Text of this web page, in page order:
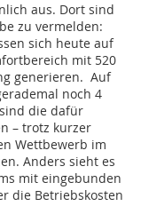
aus. Dort sind
zu vermelden:
sich heute auf
mit 520
generieren. Auf
noch 4
die dafür
– trotz kurzer
Wettbewerb im
Anders sieht es
mit eingebunden
die Betriebskosten